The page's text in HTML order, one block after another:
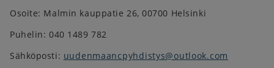
Osoite: Malmin kauppatie 26, 00700 Helsinki
Puhelin: 040 1489 782
Sähköposti: uudenmaancpyhdistys@outlook.com